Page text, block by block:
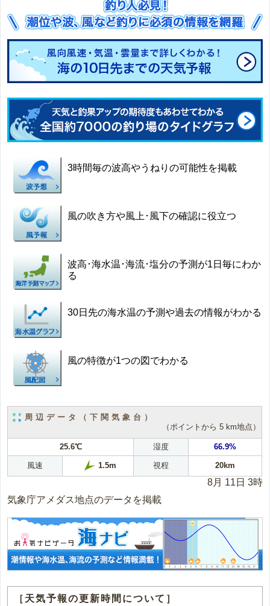
3時間毎の波高やうねりの可能性を掲載
風の吹き方や風上･風下の確認に役立つ
波高･海水温･海流･塩分の予測が1日毎にわか
る
30日先の海水温の予測や過去の情報がわかる
風の特徴が1つの図でわかる
周辺データ（下関気象台）
（ポイントから 5 km地点）
25.6℃ 湿度 66.9%
風速 1.5m 視程 20km
8月 11日 3時
気象庁アメダス地点のデータを掲載
［天気予報の更新時間について］